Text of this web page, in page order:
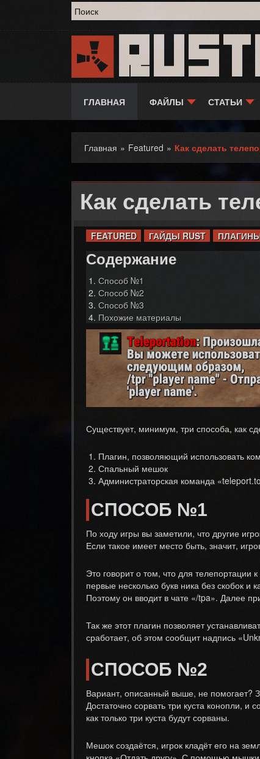
Форма поиска
ГЛАВНАЯ ФАЙЛЫ СТАТЬИ
Вы здесь
Главная » Featured » Как сделать
Как сделать
FEATURED ГАЙДЫ RUST
Содержание
Способ №1
Способ №2
Способ №3
Похожие материалы
Существует, минимум, три способа, как
Плагин, позволяющий использовать
Спальный мешок
Администраторская команда
СПОСОБ №1
По ходу игры вы заметили, что другие
Если такое имеет место быть, значит,
Это говорит о том, что для телепортации
первые несколько букв ника без скобок
Поэтому он вводит в чате «/tpa». Далее
Так же этот плагин позволяет
сработает, об этом сообщит надпись
СПОСОБ №2
Вариант, описанный выше, не помогает?
Достаточно сорвать три куста конопли,
как только три куста будут сорваны.
Мешок создаётся, игрок кладёт его на